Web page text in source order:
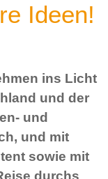
Ideen!
ins Licht
und der
und
und mit
sowie mit
durchs